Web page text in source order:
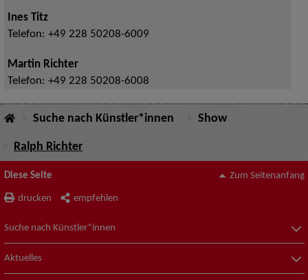
Ines Titz
Telefon: +49 228 50208-6009
Martin Richter
Telefon: +49 228 50208-6008
Suche nach Künstler*innen Show
Ralph Richter
Diese Seite
drucken empfehlen
Zum Seitenanfang
Suche nach Künstler*innen
Aktuelles